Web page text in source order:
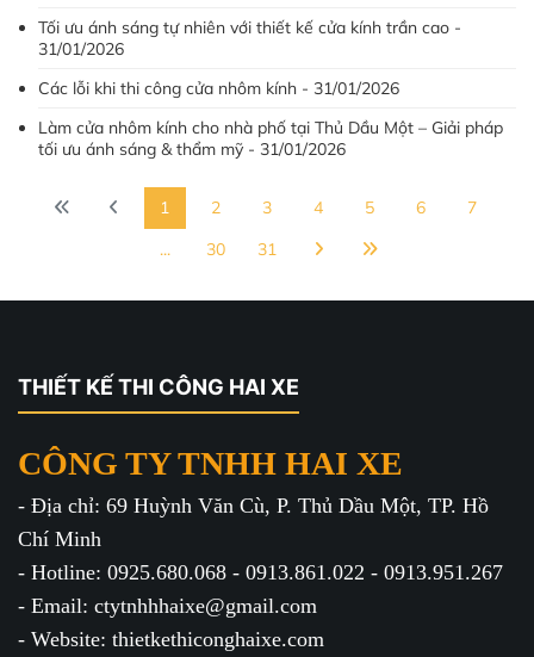
Tối ưu ánh sáng tự nhiên với thiết kế cửa kính trần cao -
31/01/2026
Các lỗi khi thi công cửa nhôm kính - 31/01/2026
Làm cửa nhôm kính cho nhà phố tại Thủ Dầu Một – Giải pháp
tối ưu ánh sáng & thẩm mỹ - 31/01/2026
1 2 3 4 5 6
7
...
30 31
THIẾT KẾ THI CÔNG HAI XE
CÔNG TY TNHH HAI XE
- Địa chỉ: 69 Huỳnh Văn Cù, P. Thủ Dầu Một, TP. Hồ
Chí Minh
- Hotline: 0925.680.068 - 0913.861.022 - 0913.951.267
- Email: ctytnhhhaixe@gmail.com
- Website: thietkethiconghaixe.com